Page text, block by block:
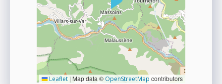
Leaflet | Map data © OpenStreetMap contributors